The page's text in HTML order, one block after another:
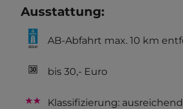
Ausstattung:
AB-Abfahrt max. 10 km
bis 30,- Euro
Klassifizierung: ausreichend